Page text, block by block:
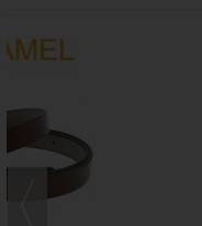
LOT DE 4 PIÈCES